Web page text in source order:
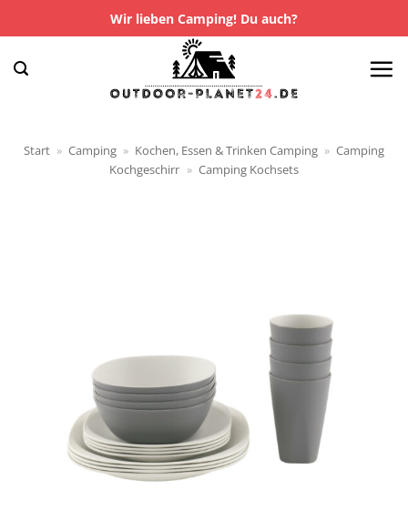
Inhalt
springen
Wir lieben Camping! Du auch?
Start » Camping » Kochen, Essen & Trinken Camping » Camping
Kochgeschirr » Camping Kochsets